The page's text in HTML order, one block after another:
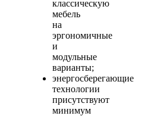
классическую
мебель
на
эргономичные
и
модульные
варианты;
энергосберегающие
технологии
присутствуют
минимум